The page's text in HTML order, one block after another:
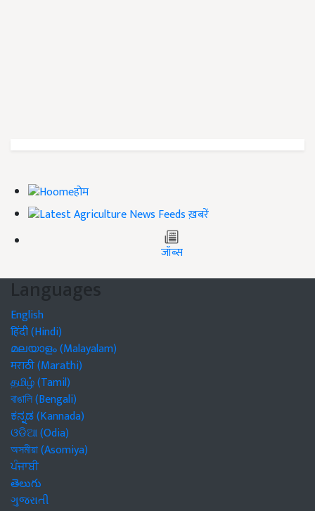
होम
ख़बरें
जॉब्स
Languages
English
हिंदी (Hindi)
മലയാളം (Malayalam)
मराठी (Marathi)
தமிழ் (Tamil)
বাঙালি (Bengali)
ಕನ್ನಡ (Kannada)
ଓଡିଆ (Odia)
অসমীয়া (Asomiya)
ਪੰਜਾਬੀ
తెలుగు
ગુજરાતી